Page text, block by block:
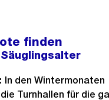
finden
: In den Wintermonaten
Turnhallen für die